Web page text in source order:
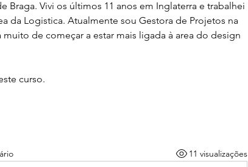
Braga. Vivi os últimos 11 anos em Inglaterra e trabalhei
da Logistica. Atualmente sou Gestora de Projetos na
muito de começar a estar mais ligada à area do design
curso.
11 visualizações